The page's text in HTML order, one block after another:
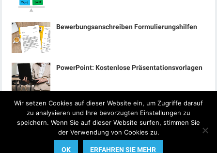
Bewerbungsanschreiben Formulierungshilfen
PowerPoint: Kostenlose Präsentationsvorlagen
© 2024Office-Lernen.com
Wir setzen Cookies auf dieser Website ein, um Zugriffe darauf
zu analysieren und Ihre bevorzugten Einstellungen zu
speichern. Wenn Sie auf dieser Website surfen, stimmen Sie
der Verwendung von Cookies zu.
OK ERFAHREN SIE MEHR